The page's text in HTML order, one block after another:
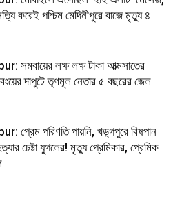
করেই পশ্চিম মেদিনীপুরে বাজে মৃত্যু ৪
সমবায়ের লক্ষ লক্ষ টাকা আত্মসাতের
দাপুটে তৃণমূল নেতার ৫ বছরের জেল
প্রেম পরিণতি পায়নি, খড়্গপুরে বিষপান
চেষ্টা যুগলের! মৃত্যু প্রেমিকার, প্রেমিক